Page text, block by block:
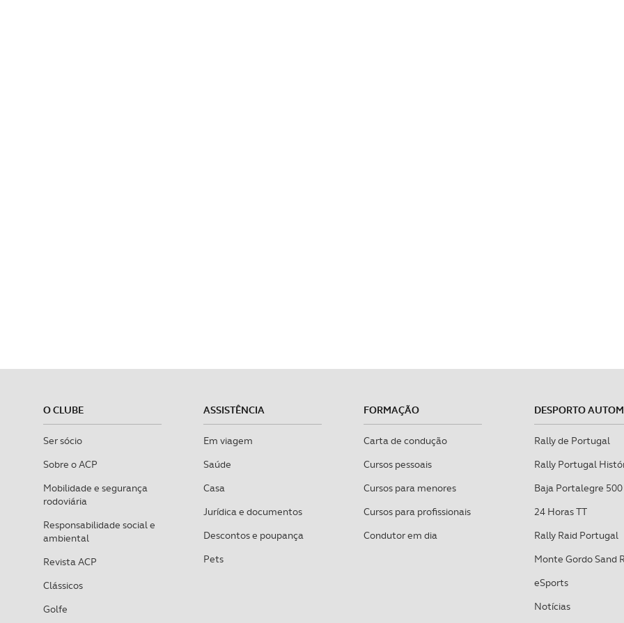
O CLUBE
Ser sócio
Sobre o ACP
Mobilidade e segurança
rodoviária
Responsabilidade social e
ambiental
Revista ACP
Clássicos
Golfe
ASSISTÊNCIA
Em viagem
Saúde
Casa
Jurídica e documentos
Descontos e poupança
Pets
FORMAÇÃO
Carta de condução
Cursos pessoais
Cursos para menores
Cursos para profissionais
Condutor em dia
DESPORTO
Rally de Portugal
Rally Portugal
Baja Portalegre 500
24 Horas TT
Rally Raid Portugal
Monte Gordo Sand
eSports
Notícias